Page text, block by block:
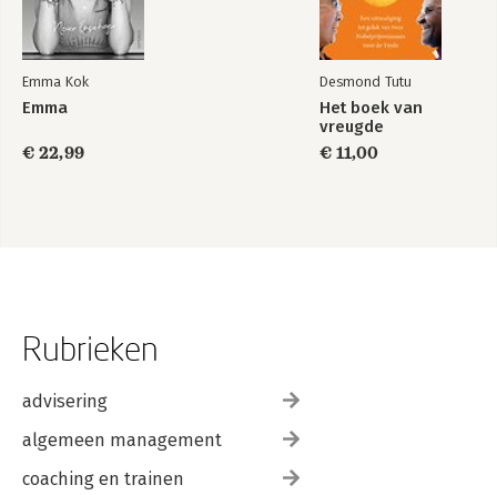
Emma Kok
Emma
€ 22,99
Desmond Tutu
Het boek van
vreugde
€ 11,00
Rubrieken
advisering
algemeen management
coaching en trainen